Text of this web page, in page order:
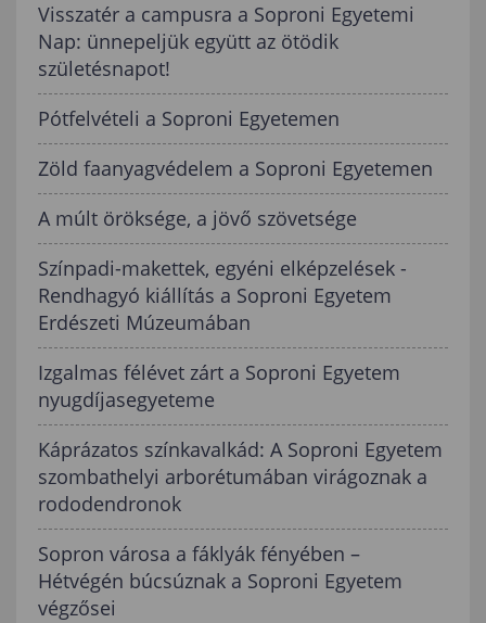
Visszatér a campusra a Soproni Egyetemi
Nap: ünnepeljük együtt az ötödik
születésnapot!
Pótfelvételi a Soproni Egyetemen
Zöld faanyagvédelem a Soproni Egyetemen
A múlt öröksége, a jövő szövetsége
Színpadi-makettek, egyéni elképzelések -
Rendhagyó kiállítás a Soproni Egyetem
Erdészeti Múzeumában
Izgalmas félévet zárt a Soproni Egyetem
nyugdíjasegyeteme
Káprázatos színkavalkád: A Soproni Egyetem
szombathelyi arborétumában virágoznak a
rododendronok
Sopron városa a fáklyák fényében –
Hétvégén búcsúznak a Soproni Egyetem
végzősei